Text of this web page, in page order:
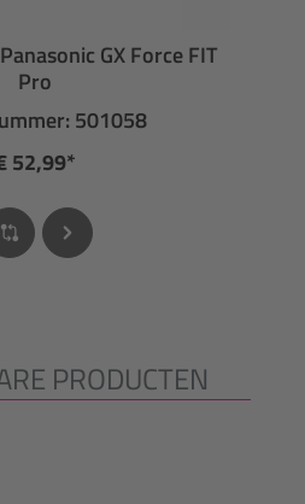
GX Force FIT
Pro
501058
52,99*
PRODUCTEN